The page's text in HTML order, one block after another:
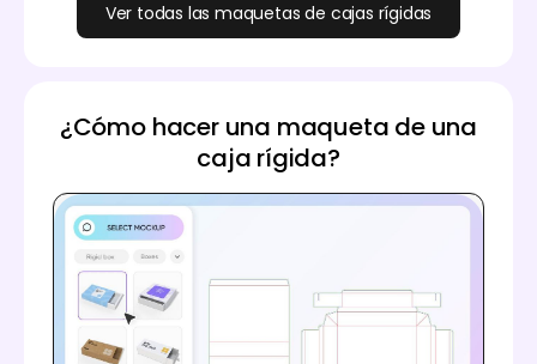
Ver todas las maquetas de cajas rígidas
¿Cómo hacer una maqueta de una
caja rígida?